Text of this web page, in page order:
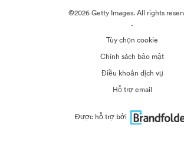
©2026 Getty Images. All rights
·
Tùy chọn cookie
Chính sách bảo mật
Điều khoản dịch vụ
Hỗ trợ email
Được hỗ trợ bởi